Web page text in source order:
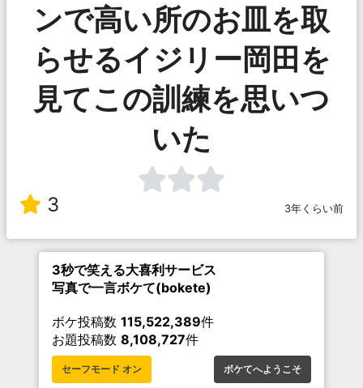
ンで高い所のお皿を取
らせるイジリー岡田を
見てこの訓練を思いつ
いた
3 3年くらい前
3秒で笑える大喜利サービス
写真で一言ボケて(bokete)
ボケ投稿数 115,522,389件
お題投稿数 8,108,727件
セーフモード オン ボケてへようこそ